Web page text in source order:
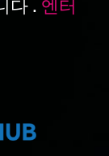
다 . 엔터